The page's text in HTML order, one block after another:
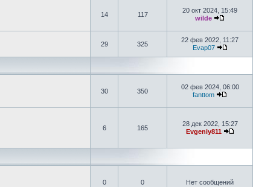
14 117
20 окт 2024, 15:49
wilde
29 325
22 фев 2022, 11:27
Evap07
30 350
02 фев 2024, 06:00
fanttom
6 165
28 дек 2022, 15:27
Evgeniy811
0 0 Нет сообщений